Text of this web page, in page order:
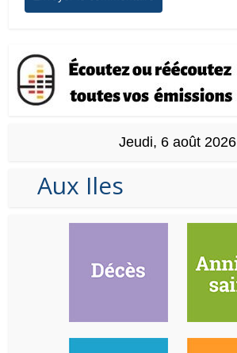
Jeudi, 6 août 2026
Aux Iles